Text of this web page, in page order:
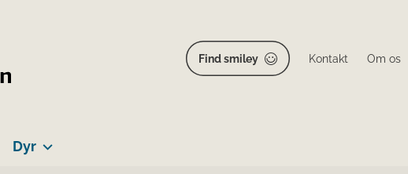
Find smiley Kontakt Om os
Dyr